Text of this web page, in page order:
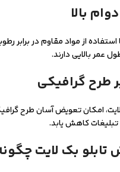
بالا
از مواد مقاوم در برابر
عمر بالایی دارند.
طرح گرافیکی
لایت، امکان تعویض آسان طرح
کاهش یابد.
تابلو بک لایت